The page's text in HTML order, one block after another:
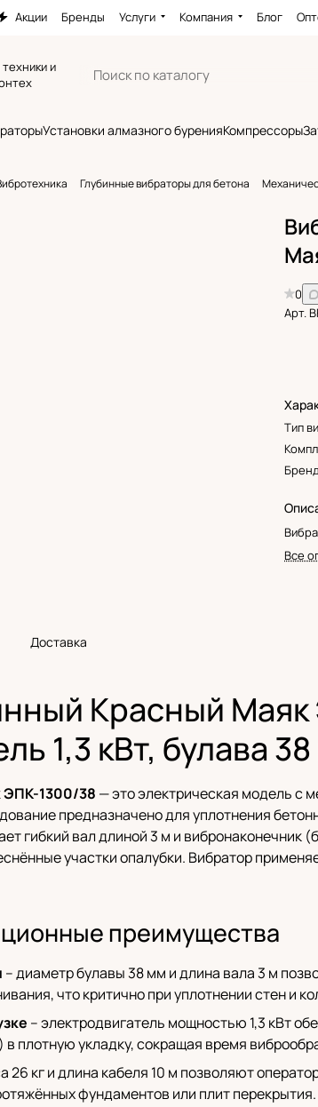
Акции Бренды Услуги Компания Блог
и
Установки алмазного буренияКомпрессоры
Глубинные вибраторы для бетона
0
Арт.
Тип
Все
Доставка
Красный
1,3 кВт, булава
ЭПК-1300/38 — это электрическая модель с
предназначено для уплотнения
гибкий вал длиной 3 м и
участки опалубки. Вибратор
преимущества
– диаметр булавы 38 мм и длина вала 3 м
что критично при уплотнении стен и
– электродвигатель мощностью 1,3 кВт
плотную укладку, сокращая время
26 кг и длина кабеля 10 м позволяют
фундаментов или плит перекрытия.